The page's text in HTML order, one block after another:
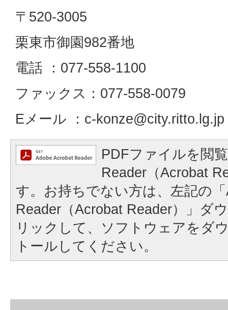
〒520-3005
栗東市御園982番地
電話 ：077-558-1100
ファックス：077-558-0079
Eメール ： c-konze@city.ritto.lg.jp
PDFファイルを閲
Reader（Acrobat
す。お持ちでない方は、左記の
Reader（Acrobat Reader）」ダ
リックして、ソフトウェアをダ
トールしてください。